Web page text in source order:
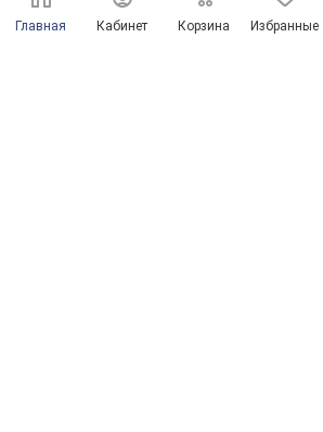
г. Оренбург, пр-д
Главная Кабинет Корзина Избранные